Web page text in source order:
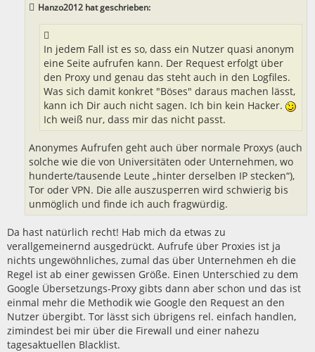
Hanzo2012 hat geschrieben:
In jedem Fall ist es so, dass ein Nutzer quasi anonym
eine Seite aufrufen kann. Der Request erfolgt über
den Proxy und genau das steht auch in den Logfiles.
Was sich damit konkret "Böses" daraus machen lässt,
kann ich Dir auch nicht sagen. Ich bin kein Hacker.
Ich weiß nur, dass mir das nicht passt.
Anonymes Aufrufen geht auch über normale Proxys (auch
solche wie die von Universitäten oder Unternehmen, wo
hunderte/tausende Leute „hinter derselben IP stecken“),
Tor oder VPN. Die alle auszusperren wird schwierig bis
unmöglich und finde ich auch fragwürdig.
Da hast natürlich recht! Hab mich da etwas zu
verallgemeinernd ausgedrückt. Aufrufe über Proxies ist ja
nichts ungewöhnliches, zumal das über Unternehmen eh die
Regel ist ab einer gewissen Größe. Einen Unterschied zu dem
Google Übersetzungs-Proxy gibts dann aber schon und das ist
einmal mehr die Methodik wie Google den Request an den
Nutzer übergibt. Tor lässt sich übrigens rel. einfach handlen,
zimindest bei mir über die Firewall und einer nahezu
tagesaktuellen Blacklist.